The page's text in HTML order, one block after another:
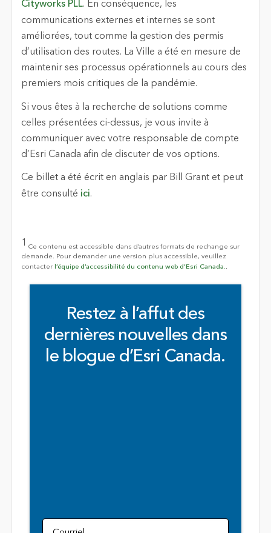
Cityworks PLL. En conséquence, les
communications externes et internes se sont
améliorées, tout comme la gestion des permis
d’utilisation des routes. La Ville a été en mesure de
maintenir ses processus opérationnels au cours des
premiers mois critiques de la pandémie.
Si vous êtes à la recherche de solutions comme
celles présentées ci-dessus, je vous invite à
communiquer avec votre responsable de compte
d’Esri Canada afin de discuter de vos options.
Ce billet a été écrit en anglais par Bill Grant et peut
être consulté ici.
1
Ce contenu est accessible dans d’autres formats de rechange sur
demande. Pour demander une version plus accessible, veuillez
contacter l’équipe d’accessibilité du contenu web d’Esri Canada..
Restez à l’affut des
dernières nouvelles dans
le blogue d’Esri Canada.